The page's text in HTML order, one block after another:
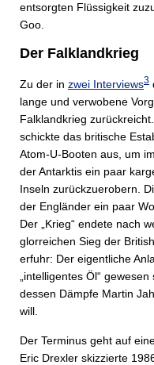
entsorgten Flüssigkeit
Goo.
Der Falklandkrieg
Zu der in zwei Interviews3
lange und verwobene
Falklandkrieg
schickte das britische
Atom-U-Booten aus, um
der Antarktis ein paar
Inseln zurückzuerobern.
der Engländer ein paar
Der „Krieg“ endete nach
glorreichen Sieg der
erfuhr: Der eigentliche
„intelligentes Öl“
dessen Dämpfe Martin
will.
Der Terminus geht auf
Eric Drexler skizzierte